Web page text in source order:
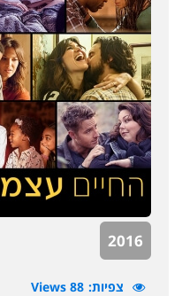
2016
צפיות 88 Views